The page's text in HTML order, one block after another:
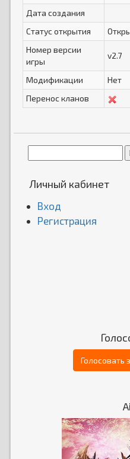
Дата создания
Статус открытия
Номер версии
игры
v2.7
Модификации
Нет
Перенос кланов
Личный кабинет
Вход
Регистрация
Голосовать